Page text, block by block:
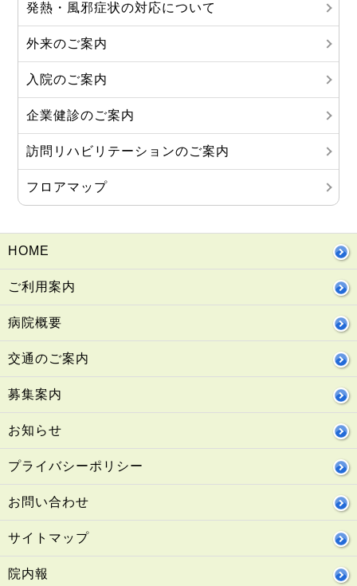
発熱・風邪症状の対応について
外来のご案内
入院のご案内
企業健診のご案内
訪問リハビリテーションのご案内
フロアマップ
HOME
ご利用案内
病院概要
交通のご案内
募集案内
お知らせ
プライバシーポリシー
お問い合わせ
サイトマップ
院内報